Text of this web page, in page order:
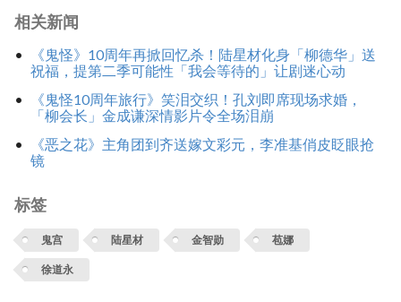
相关新闻
《鬼怪》10周年再掀回忆杀！陆星材化身「柳德华」送
祝福，提第二季可能性「我会等待的」让剧迷心动
《鬼怪10周年旅行》笑泪交织！孔刘即席现场求婚，
「柳会长」金成谦深情影片令全场泪崩
《恶之花》主角团到齐送嫁文彩元，李准基俏皮眨眼抢
镜
标签
鬼宫 陆星材 金智勋 苞娜
徐道永